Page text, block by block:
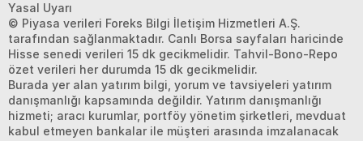
Yasal Uyarı
© Piyasa verileri Foreks Bilgi İletişim Hizmetleri A.Ş.
tarafından sağlanmaktadır. Canlı Borsa sayfaları haricinde
Hisse senedi verileri 15 dk gecikmelidir. Tahvil-Bono-Repo
özet verileri her durumda 15 dk gecikmelidir.
Burada yer alan yatırım bilgi, yorum ve tavsiyeleri yatırım
danışmanlığı kapsamında değildir. Yatırım danışmanlığı
hizmeti; aracı kurumlar, portföy yönetim şirketleri, mevduat
kabul etmeyen bankalar ile müşteri arasında imzalanacak